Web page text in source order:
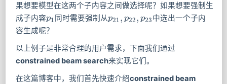
果想要模型在这两个子内容之间做选择呢？如果想要强制生
成子内容p1
p1 同时需要强制从p21, p22, p23
p21 ,p22,p23中选出一个子内
容生成呢？
以上例子是非常合理的用户需求，下面我们通过
constrained beam search来实现它们。
在这篇博客中，我们首先快速介绍constrained beam